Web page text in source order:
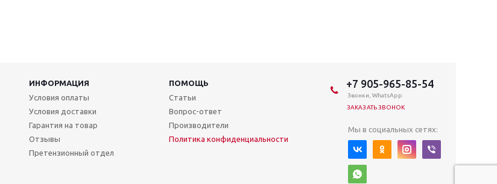
ИНФОРМАЦИЯ
ПОМОЩЬ
Условия оплаты
Условия доставки
Гарантия на товар
Отзывы
Претензионный отдел
Статьи
Вопрос-ответ
Производители
Политика конфиденциальности
+7 905-965-85-54
Звонки, WhatsApp
ЗАКАЗАТЬ ЗВОНОК
Мы в социальных сетях: